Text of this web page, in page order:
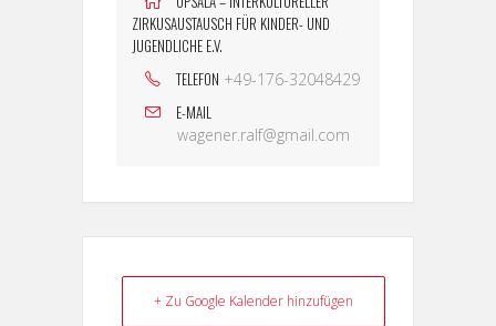
ZIRKUSAUSTAUSCH FÜR KINDER- UND
JUGENDLICHE E.V.
TELEFON +49-176-32048429
E-MAIL
wagener.ralf@gmail.com
+ Zu Google Kalender hinzufügen